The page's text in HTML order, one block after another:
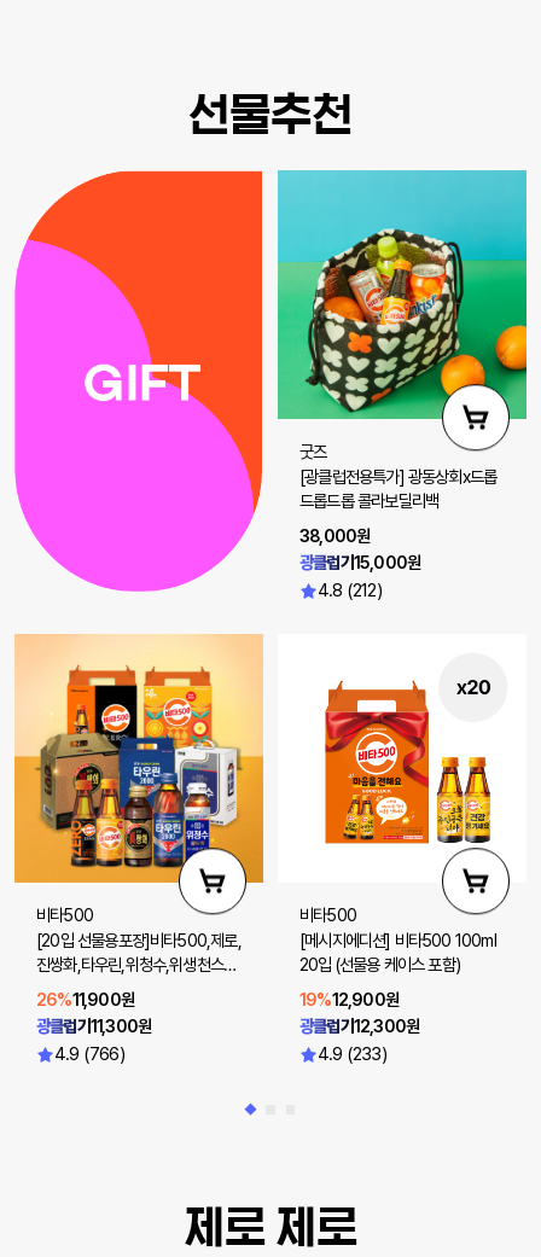
선물추천
굿즈
[광클럽전용특가] 광동상회x드롭
드롭드롭 콜라보딜리백
38,000원
광클럽가15,000원
4.8 (212)
비타500
[20입 선물용포장]비타500,제로,
진쌍화,타우린,위청수,위생천스파
클링제로 20입
26%11,900원
광클럽가11,300원
4.9 (766)
비타500
[메시지에디션] 비타500 100ml
20입 (선물용 케이스 포함)
19%12,900원
광클럽가12,300원
4.9 (233)
제로 제로